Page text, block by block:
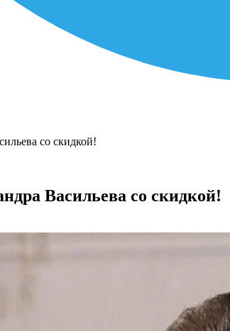
со скидкой!
Васильева со скидкой!